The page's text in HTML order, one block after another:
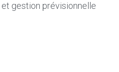
gestion prévisionnelle